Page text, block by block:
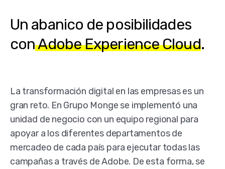
Un abanico de posibilidades
conAdobe Experience Cloud.
La transformación digital en las empresas es un
gran reto. En Grupo Monge se implementó una
unidad de negocio con un equipo regional para
apoyar a los diferentes departamentos de
mercadeo de cada país para ejecutar todas las
campañas a través de Adobe. De esta forma, se